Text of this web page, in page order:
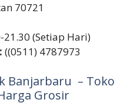
70721
21.30 (Setiap Hari)
((0511) 4787973
Banjarbaru – Toko
Grosir